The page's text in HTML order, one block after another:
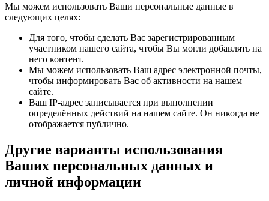
Мы можем использовать Ваши персональные данные в
следующих целях:
Для того, чтобы сделать Вас зарегистрированным
участником нашего сайта, чтобы Вы могли добавлять на
него контент.
Мы можем использовать Ваш адрес электронной почты,
чтобы информировать Вас об активности на нашем
сайте.
Ваш IP-адрес записывается при выполнении
определённых действий на нашем сайте. Он никогда не
отображается публично.
Другие варианты использования
Ваших персональных данных и
личной информации